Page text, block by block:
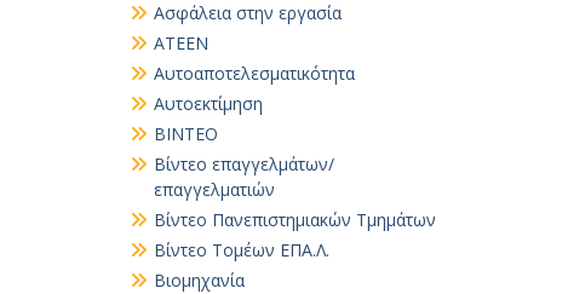
Ασφάλεια στην εργασία
ΑΤΕΕΝ
Αυτοαποτελεσματικότητα
Αυτοεκτίμηση
ΒΙΝΤΕΟ
Βίντεο επαγγελμάτων/
επαγγελματιών
Βίντεο Πανεπιστημιακών Τμημάτων
Βίντεο Τομέων ΕΠΑ.Λ.
Βιομηχανία